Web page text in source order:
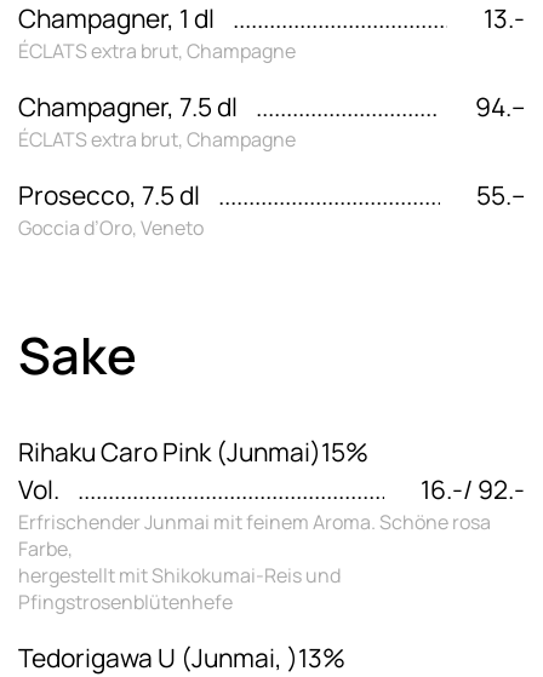
Champagner, 1 dl 13.-
ÉCLATS extra brut, Champagne
Champagner, 7.5 dl 94.–
ÉCLATS extra brut, Champagne
Prosecco, 7.5 dl 55.–
Goccia d’Oro, Veneto
Sake
Rihaku Caro Pink (Junmai)15%
Vol.
16.-/ 92.-
Erfrischender Junmai mit feinem Aroma. Schöne rosa
Farbe,
hergestellt mit Shikokumai-Reis und
Pfingstrosenblütenhefe
Tedorigawa U (Junmai, )13%